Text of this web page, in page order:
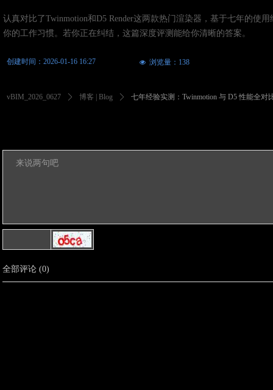
vBIM_2026_0627 ꄲ 博客 | Blog ꄲ 七年经验实测：Twinmotion 与 D5 性能全对
认真对比了Twinmotion和D5 Render这两款热门渲染器，基于七年的使
你的工作习惯。若你正在纠结，这篇深度评测能给你清晰的答案。
创建时间： 2026-01-16 16:27 넶 浏览量： 138
全部评论 (0)